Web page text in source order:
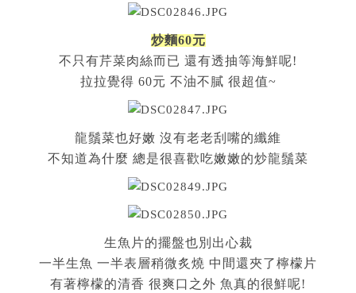
炒麵60元
不只有芹菜肉絲而已 還有透抽等海鮮呢!
拉拉覺得 60元 不油不膩 很超值~
龍鬚菜也好嫩 沒有老老刮嘴的纖維
不知道為什麼 總是很喜歡吃嫩嫩的炒龍鬚菜
生魚片的擺盤也別出心裁
一半生魚 一半表層稍微炙燒 中間還夾了檸檬片
有著檸檬的清香 很爽口之外 魚真的很鮮呢!